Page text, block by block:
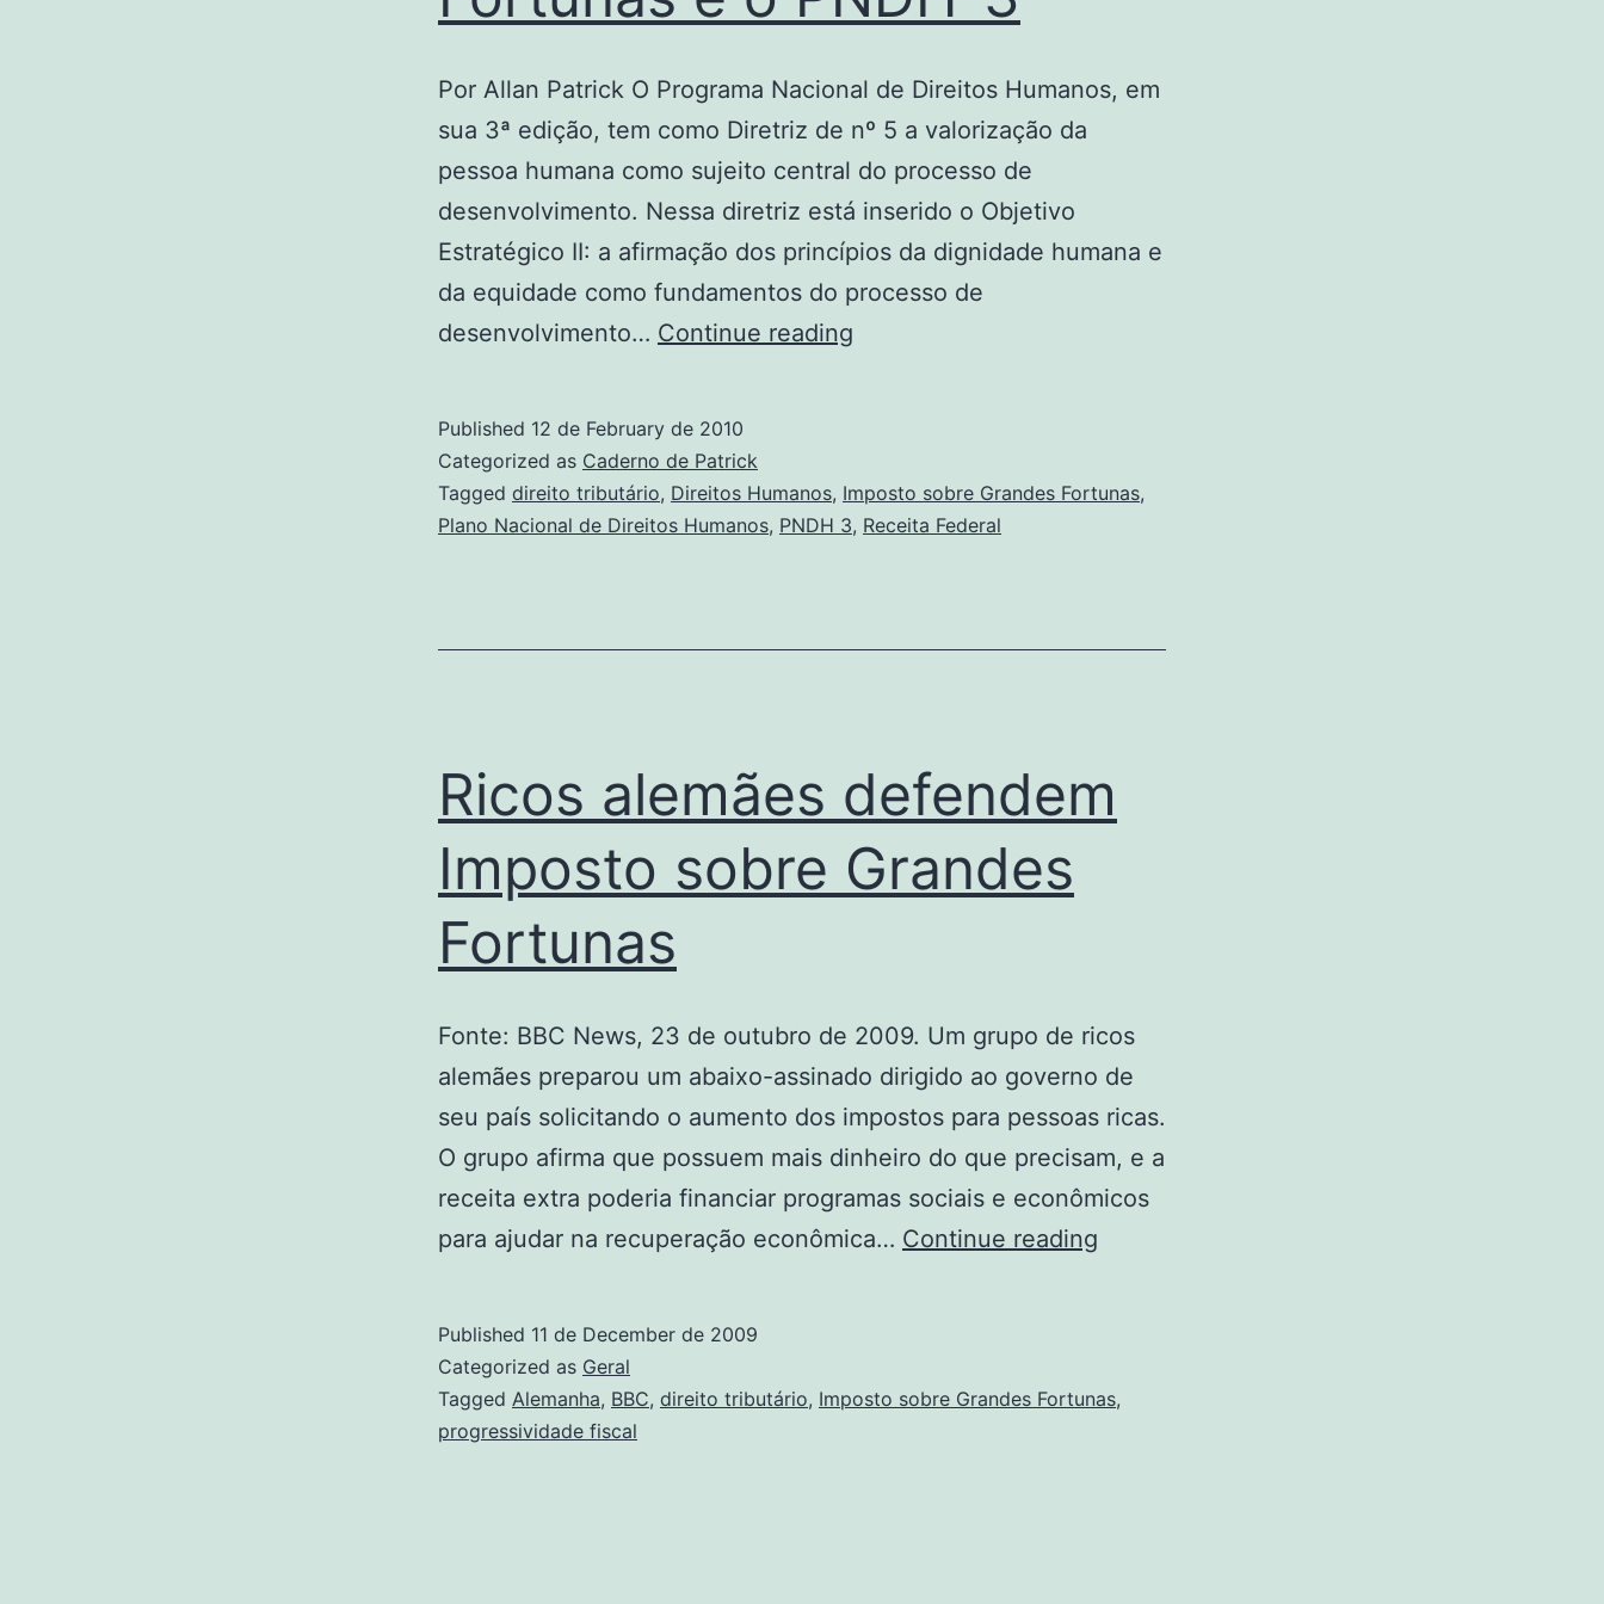
Por Allan Patrick O Programa Nacional de Direitos Humanos, em
sua 3ª edição, tem como Diretriz de nº 5 a valorização da
pessoa humana como sujeito central do processo de
desenvolvimento. Nessa diretriz está inserido o Objetivo
Estratégico II: a afirmação dos princípios da dignidade humana e
da equidade como fundamentos do processo de
desenvolvimento… Continue reading
Fortunas
e
3
Published 12 de February de 2010
Categorized as Caderno de Patrick
Tagged direito tributário, Direitos Humanos, Imposto sobre Grandes Fortunas,
Plano Nacional de Direitos Humanos, PNDH 3, Receita Federal
Ricos alemães defendem
Imposto sobre Grandes
Fortunas
Fonte: BBC News, 23 de outubro de 2009. Um grupo de ricos
alemães preparou um abaixo-assinado dirigido ao governo de
seu país solicitando o aumento dos impostos para pessoas ricas.
O grupo afirma que possuem mais dinheiro do que precisam, e a
receita extra poderia financiar programas sociais e econômicos
para ajudar na recuperação econômica… Continue reading
sobre
Published 11 de December de 2009
Categorized as Geral
Tagged Alemanha, BBC, direito tributário, Imposto sobre Grandes Fortunas,
progressividade fiscal